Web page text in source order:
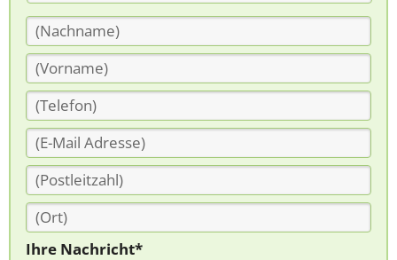
Ihre Nachricht*